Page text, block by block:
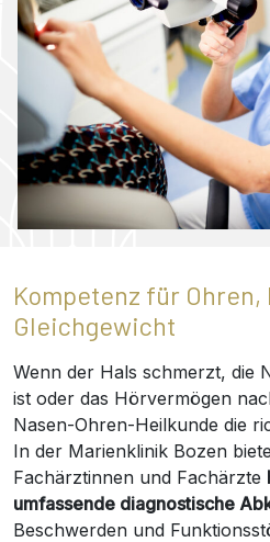
Kompetenz für Ohren,
Gleichgewicht
Wenn der Hals schmerzt, die
ist oder das Hörvermögen
Nasen-Ohren-Heilkunde die
In der Marienklinik Bozen
Fachärztinnen und Fachärzte
umfassende diagnostische
Beschwerden und